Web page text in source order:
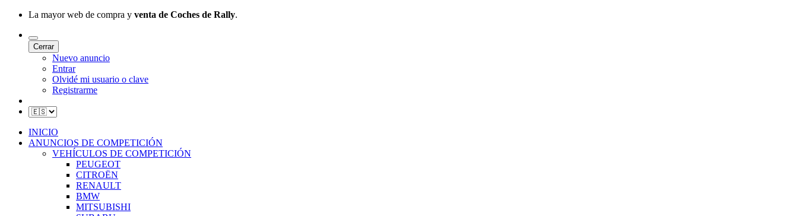
La mayor web de compra y venta de Coches de Rally.
Cerrar
Nuevo anuncio
Entrar
Olvidé mi usuario o clave
Registrarme
INICIO
ANUNCIOS DE COMPETICIÓN
VEHÍCULOS DE COMPETICIÓN
PEUGEOT
CITROËN
RENAULT
BMW
MITSUBISHI